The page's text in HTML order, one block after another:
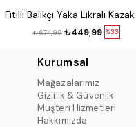
%33
₺449,99
₺674,99
Kurumsal
Mağazalarımız
Gizlilik & Güvenlik
Müşteri Hizmetleri
Hakkımızda